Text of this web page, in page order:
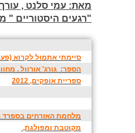
מאת: עמי סלנט ,
"רגעים היסטוריים " מאז
ספריית אופקים, 2012
מקוטבת ומפולגת,